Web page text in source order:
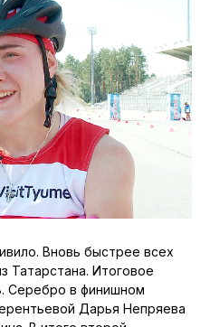
Вновь быстрее всех
Татарстана. Итоговое
Серебро в финишном
Дарья Непряева